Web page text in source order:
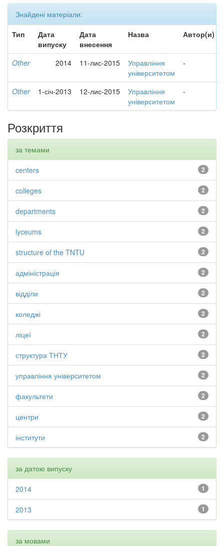
Знайдені матеріали:
Тип
Дата
випуску
Дата
внесення
Назва Автор(и)
Other 2014 11-лис-2015
Управління
університетом
-
Other 1-січ-2013 12-лис-2015
Управління
університетом
-
Розкриття
за темами
2
centers
2
colleges
2
departments
2
lyceums
2
structure of the TNTU
2
адміністрація
2
відділи
2
коледжі
2
ліцеї
2
структура ТНТУ
2
управління університетом
2
факультети
2
центри
2
інститути
за датою випуску
1
2014
1
2013
за мовами